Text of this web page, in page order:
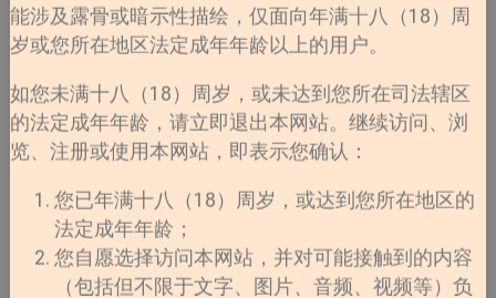
能涉及露骨或暗示性描绘，仅面向年满十八（18）周
岁或您所在地区法定成年年龄以上的用户。
如您未满十八（18）周岁，或未达到您所在司法辖区
的法定成年年龄，请立即退出本网站。继续访问、浏
览、注册或使用本网站，即表示您确认：
您已年满十八（18）周岁，或达到您所在地区的
法定成年年龄；
您自愿选择访问本网站，并对可能接触到的内容
（包括但不限于文字、图片、音频、视频等）负